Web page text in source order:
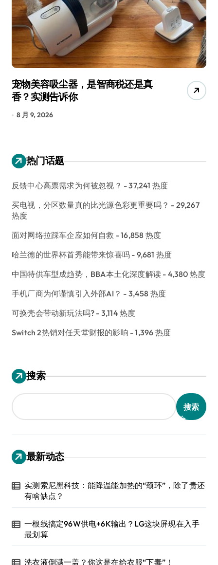
宠物美容吸尘器，是智商税还是真
香？实测告诉你
8 月 9, 2026
热门话题
反馈中心高票需求为何被忽视？ - 37,241 热度
买电视，分区数量真的比光源色彩更重要吗？ - 29,267
热度
面对网络拉踩车企应如何自救 - 16,858 热度
哈兰德的世界杯首秀能带来惊喜吗 - 9,681 热度
中国特供车型成趋势，BBA本土化深度解读 - 4,380 热度
手机厂商为何谨慎引入外部AI？ - 3,458 热度
可换壳会带动新玩法吗? - 3,114 热度
Switch 2热销对任天堂财报的影响 - 1,396 热度
搜索
搜索
最新动态
实测索尼黑科技：能降温能加热的“颈环”，除了贵还
有啥缺点？
一根线搞定96W供电+6K输出？LG这块屏现在入手
最划算
洗衣液倒满一盖？你这是在给衣服“下毒”！